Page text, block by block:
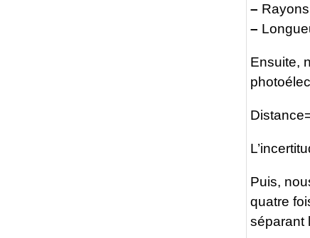
–
–
Ensuite,
Puis,
quatre
séparant